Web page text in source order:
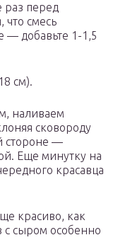
перед
что смесь
— добавьте 1-1,5
см).
наливаем
сковороду
стороне —
Еще минутку на
красавца
красиво, как
с сыром особенно